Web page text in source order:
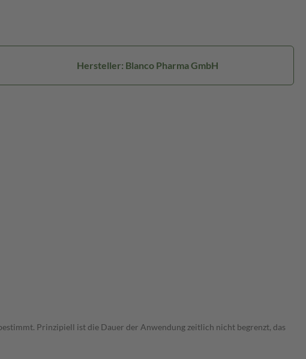
Hersteller: Blanco Pharma GmbH
Prinzipiell ist die Dauer der Anwendung zeitlich nicht begrenzt, das